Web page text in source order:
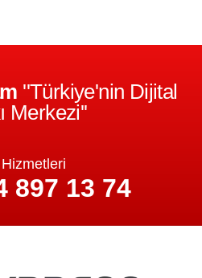
''Türkiye'nin Dijital
Merkezi''
897 13 74